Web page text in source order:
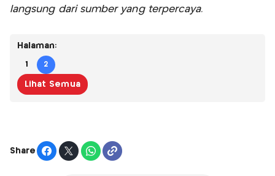
langsung dari sumber yang terpercaya.
Halaman:
1 2
Lihat Semua
Share